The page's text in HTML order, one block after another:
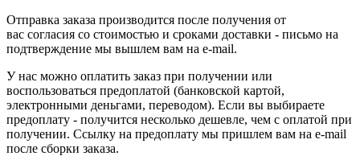
Отправка заказа производится после получения от
вас согласия со стоимостью и сроками доставки - письмо на
подтверждение мы вышлем вам на e-mail.
У нас можно оплатить заказ при получении или
воспользоваться предоплатой (банковской картой,
электронными деньгами, переводом). Если вы выбираете
предоплату - получится несколько дешевле, чем с оплатой при
получении. Ссылку на предоплату мы пришлем вам на e-mail
после сборки заказа.